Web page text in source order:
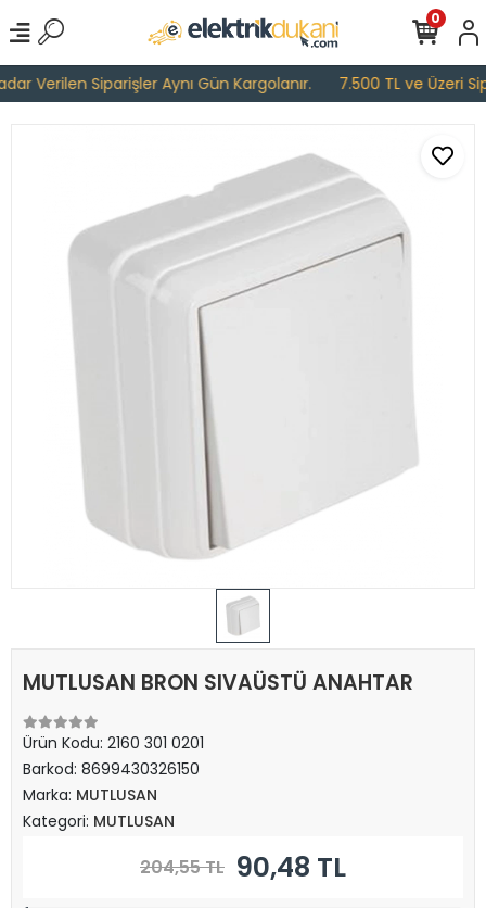
Verilen Siparişler Aynı Gün Kargolanır. 7.500 TL ve Üzeri
0
MUTLUSAN BRON SIVAÜSTÜ ANAHTAR
Ürün Kodu: 2160 301 0201
Barkod: 8699430326150
Marka: MUTLUSAN
Kategori: MUTLUSAN
204,55 TL 90,48 TL